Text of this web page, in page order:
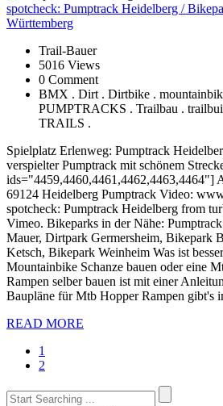
spotcheck: Pumptrack Heidelberg /
Württemberg
Trail-Bauer
5016 Views
0 Comment
BMX . Dirt . Dirtbike .
PUMPTRACKS . Trailbau .
TRAILS .
Spielplatz Erlenweg: Pumptrack
verspielter Pumptrack mit schönem
ids="4459,4460,4461,4462,4463,4464"]
69124 Heidelberg Pumptrack Video:
spotcheck: Pumptrack Heidelberg from
Vimeo. Bikeparks in der Nähe:
Mauer, Dirtpark Germersheim, Bikepark
Ketsch, Bikepark Weinheim Was ist
Mountainbike Schanze bauen oder eine
Rampen selber bauen ist mit einer
Baupläne für Mtb Hopper Rampen gibt's
READ MORE
1
2